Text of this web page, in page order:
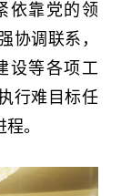
依靠党的领
协调联系，
设等各项工
行难目标任
。